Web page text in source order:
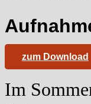
zum Download
Im